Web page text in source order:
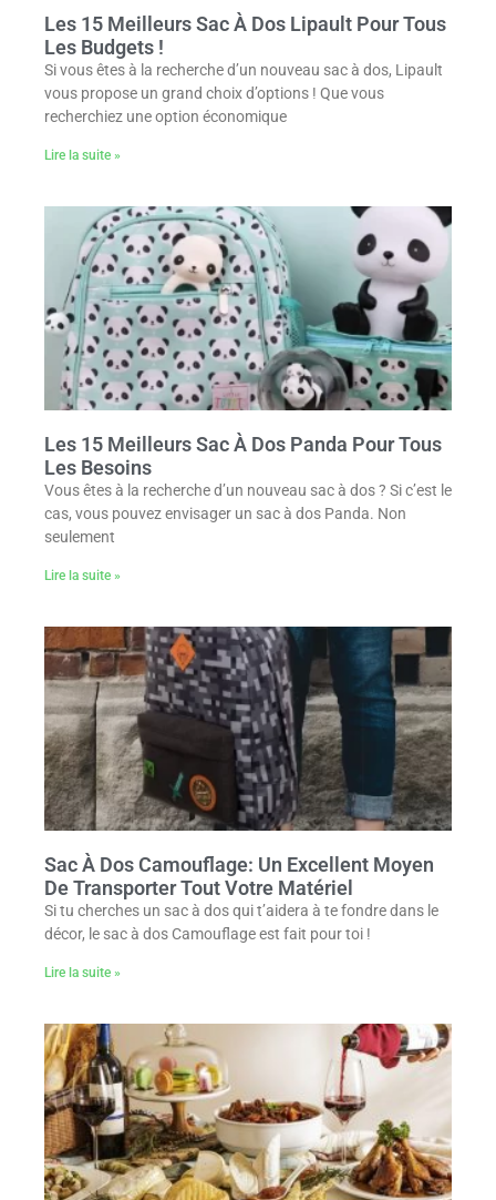
Les 15 Meilleurs Sac À Dos Lipault Pour Tous
Les Budgets !
Si vous êtes à la recherche d’un nouveau sac à dos, Lipault
vous propose un grand choix d’options ! Que vous
recherchiez une option économique
Lire la suite »
Les 15 Meilleurs Sac À Dos Panda Pour Tous
Les Besoins
Vous êtes à la recherche d’un nouveau sac à dos ? Si c’est le
cas, vous pouvez envisager un sac à dos Panda. Non
seulement
Lire la suite »
Sac À Dos Camouflage: Un Excellent Moyen
De Transporter Tout Votre Matériel
Si tu cherches un sac à dos qui t’aidera à te fondre dans le
décor, le sac à dos Camouflage est fait pour toi !
Lire la suite »